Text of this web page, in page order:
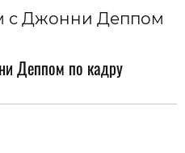
Деппом по кадру